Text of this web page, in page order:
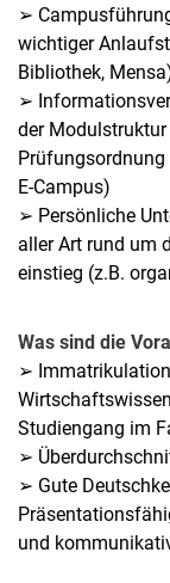
➢
wichtiger
Bibliothek,
➢
der Modulstruktur
E-Campus)
➢ Persönliche
aller Art rund um
einstieg (z.B.
Was sind die
➢
Studiengang im
➢
➢ Gute
und